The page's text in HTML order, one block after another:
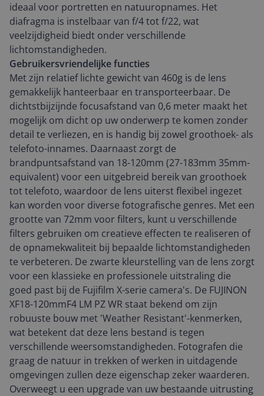
ideaal voor portretten en natuuropnames. Het
diafragma is instelbaar van f/4 tot f/22, wat
veelzijdigheid biedt onder verschillende
lichtomstandigheden.
Gebruikersvriendelijke functies
Met zijn relatief lichte gewicht van 460g is de lens
gemakkelijk hanteerbaar en transporteerbaar. De
dichtstbijzijnde focusafstand van 0,6 meter maakt het
mogelijk om dicht op uw onderwerp te komen zonder
detail te verliezen, en is handig bij zowel groothoek- als
telefoto-innames. Daarnaast zorgt de
brandpuntsafstand van 18-120mm (27-183mm 35mm-
equivalent) voor een uitgebreid bereik van groothoek
tot telefoto, waardoor de lens uiterst flexibel ingezet
kan worden voor diverse fotografische genres. Met een
grootte van 72mm voor filters, kunt u verschillende
filters gebruiken om creatieve effecten te realiseren of
de opnamekwaliteit bij bepaalde lichtomstandigheden
te verbeteren. De zwarte kleurstelling van de lens zorgt
voor een klassieke en professionele uitstraling die
goed past bij de Fujifilm X-serie camera's. De FUJINON
XF18-120mmF4 LM PZ WR staat bekend om zijn
robuuste bouw met 'Weather Resistant'-kenmerken,
wat betekent dat deze lens bestand is tegen
verschillende weersomstandigheden. Fotografen die
graag de natuur in trekken of werken in uitdagende
omgevingen zullen deze eigenschap zeker waarderen.
Overweegt u een upgrade van uw bestaande uitrusting